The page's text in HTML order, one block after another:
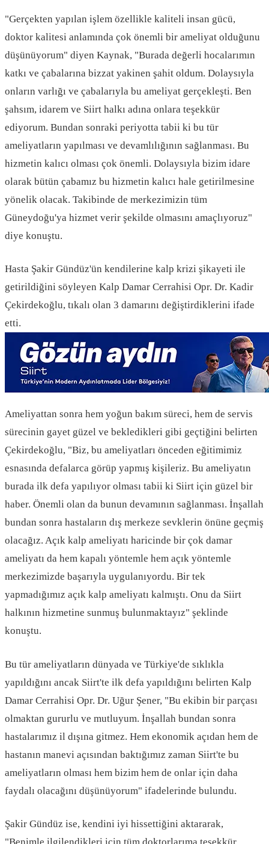
"Gerçekten yapılan işlem özellikle kaliteli insan gücü,
doktor kalitesi anlamında çok önemli bir ameliyat olduğunu
düşünüyorum" diyen Kaynak, "Burada değerli hocalarımın
katkı ve çabalarına bizzat yakinen şahit oldum. Dolaysıyla
onların varlığı ve çabalarıyla bu ameliyat gerçekleşti. Ben
şahsım, idarem ve Siirt halkı adına onlara teşekkür
ediyorum. Bundan sonraki periyotta tabii ki bu tür
ameliyatların yapılması ve devamlılığının sağlanması. Bu
hizmetin kalıcı olması çok önemli. Dolaysıyla bizim idare
olarak bütün çabamız bu hizmetin kalıcı hale getirilmesine
yönelik olacak. Takibinde de merkezimizin tüm
Güneydoğu'ya hizmet verir şekilde olmasını amaçlıyoruz"
diye konuştu.
Hasta Şakir Gündüz'ün kendilerine kalp krizi şikayeti ile
getirildiğini söyleyen Kalp Damar Cerrahisi Opr. Dr. Kadir
Çekirdekoğlu, tıkalı olan 3 damarını değiştirdiklerini ifade
etti.
Ameliyattan sonra hem yoğun bakım süreci, hem de servis
sürecinin gayet güzel ve bekledikleri gibi geçtiğini belirten
Çekirdekoğlu, "Biz, bu ameliyatları önceden eğitimimiz
esnasında defalarca görüp yapmış kişileriz. Bu ameliyatın
burada ilk defa yapılıyor olması tabii ki Siirt için güzel bir
haber. Önemli olan da bunun devamının sağlanması. İnşallah
bundan sonra hastaların dış merkeze sevklerin önüne geçmiş
olacağız. Açık kalp ameliyatı haricinde bir çok damar
ameliyatı da hem kapalı yöntemle hem açık yöntemle
merkezimizde başarıyla uygulanıyordu. Bir tek
yapmadığımız açık kalp ameliyatı kalmıştı. Onu da Siirt
halkının hizmetine sunmuş bulunmaktayız" şeklinde
konuştu.
Bu tür ameliyatların dünyada ve Türkiye'de sıklıkla
yapıldığını ancak Siirt'te ilk defa yapıldığını belirten Kalp
Damar Cerrahisi Opr. Dr. Uğur Şener, "Bu ekibin bir parçası
olmaktan gururlu ve mutluyum. İnşallah bundan sonra
hastalarımız il dışına gitmez. Hem ekonomik açıdan hem de
hastanın manevi açısından baktığımız zaman Siirt'te bu
ameliyatların olması hem bizim hem de onlar için daha
faydalı olacağını düşünüyorum" ifadelerinde bulundu.
Şakir Gündüz ise, kendini iyi hissettiğini aktararak,